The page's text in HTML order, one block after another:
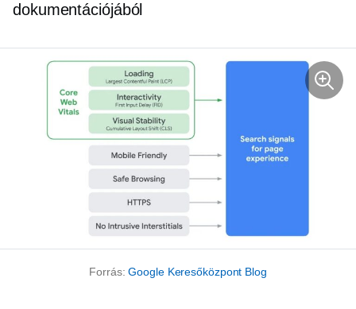
dokumentációjából
Forrás:Google Keresőközpont Blog